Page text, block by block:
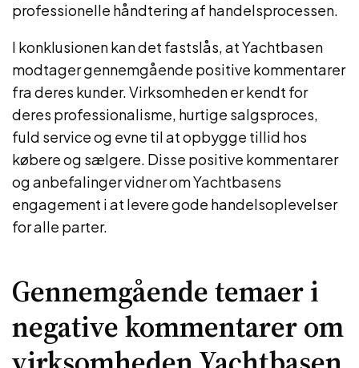
professionelle håndtering af handelsprocessen.
I konklusionen kan det fastslås, at Yachtbasen
modtager gennemgående positive kommentarer
fra deres kunder. Virksomheden er kendt for
deres professionalisme, hurtige salgsproces,
fuld service og evne til at opbygge tillid hos
købere og sælgere. Disse positive kommentarer
og anbefalinger vidner om Yachtbasens
engagement i at levere gode handelsoplevelser
for alle parter.
Gennemgående temaer i
negative kommentarer om